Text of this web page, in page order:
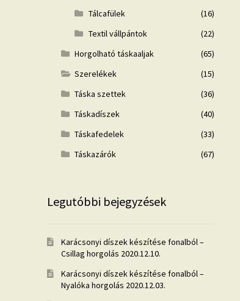
Tálcafülek
(16)
Textil vállpántok
(22)
Horgolható táskaaljak
(65)
Szerelékek
(15)
Táska szettek
(36)
Táskadíszek
(40)
Táskafedelek
(33)
Táskazárók
(67)
Legutóbbi bejegyzések
Karácsonyi díszek készítése fonalból –
Csillag horgolás 2020.12.10.
Karácsonyi díszek készítése fonalból –
Nyalóka horgolás 2020.12.03.